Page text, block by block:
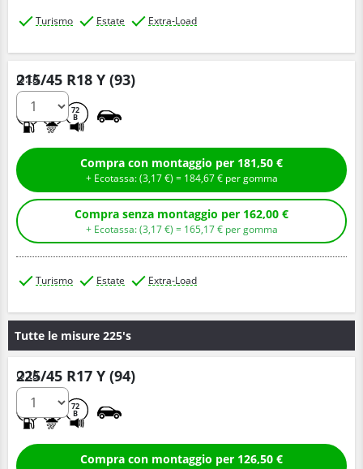
Turismo Estate Extra-Load
215/45 R18 Y (93)
72
B
Q.tà
Compra con montaggio per 181,50 €
+ Ecotassa: (3,17€ ) = 184,67€ per gomma
Compra senza montaggio per 162,00 €
+ Ecotassa: (3,17€ ) = 165,17€ per gomma
Turismo Estate Extra-Load
Tutte le misure 225's
225/45 R17 Y (94)
72
B
Q.tà
Compra con montaggio per 126,50 €